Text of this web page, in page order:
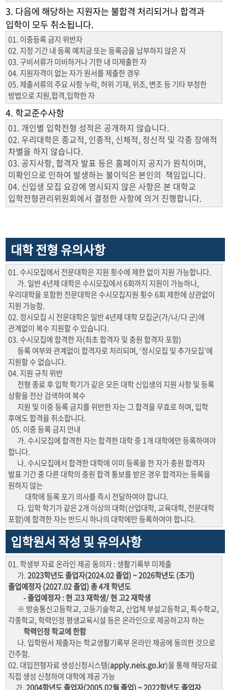
3. 다음에 해당하는 지원자는 불합격 처리되거나 합격과
입학이 모두 취소됩니다.
01. 이중등록 금지 위반자
02. 지정 기간 내 등록 예치금 또는 등록금을 납부하지 않은 자
03. 구비서류가 미비하거나 기한 내 미제출한 자
04. 지원자격이 없는 자가 원서를 제출한 경우
05. 제출서류의 주요 사항 누락, 허위 기재, 위조, 변조 등 기타 부정한
방법으로 지원,합격,입학한 자
4. 학교준수사항
01. 개인별 입학전형 성적은 공개하지 않습니다.
02. 우리대학은 종교적, 인종적, 신체적, 정신적 및 각종 장애적
차별을 하지 않습니다.
03. 공지사항, 합격자 발표 등은 홈페이지 공지가 원칙이며,
미확인으로 인하여 발생하는 불이익은 본인의 책임입니다.
04. 신입생 모집 요강에 명시되지 않은 사항은 본 대학교
입학전형관리위원회에서 결정한 사항에 의거 진행합니다.
대학 전형 유의사항
01. 수시모집에서 전문대학은 지원 횟수에 제한 없이 지원 가능합니다.
가. 일반 4년제 대학은 수시모집에서 6회까지 지원이 가능하나,
우리대학을 포함한 전문대학은 수시모집지원 횟수 6회 제한에 상관없이
지원 가능함.
02. 정시모집 시 전문대학은 일반 4년제 대학 모집군(가/나/다 군)에
관계없이 복수 지원할 수 있습니다.
03. 수시모집에 합격한 자(최초 합격자 및 충원 합격자 포함)
등록 여부와 관계없이 합격자로 처리되며, ‘정시모집 및 추가모집’에
지원할 수 없습니다.
04. 지원 규칙 위반
전형 종료 후 입학 학기가 같은 모든 대학 신입생의 지원 사항 및 등록
상황을 전산 검색하여 복수
지원 및 이중 등록 금지를 위반한 자는 그 합격을 무효로 하며, 입학
후에도 합격을 취소합니다.
05. 이중 등록 금지 안내
가. 수시모집에 합격한 자는 합격한 대학 중 1개 대학에만 등록하여야
합니다.
나. 수시모집에서 합격한 대학에 이미 등록을 한 자가 충원 합격자
발표 기간 중 다른 대학의 충원 합격 통보를 받은 경우 합격자는 등록을
원하지 않는
대학에 등록 포기 의사를 즉시 전달하여야 합니다.
다. 입학 학기가 같은 2개 이상의 대학(산업대학, 교육대학, 전문대학
포함)에 합격한 자는 반드시 하나의 대학에만 등록하여야 합니다.
입학원서 작성 및 유의사항
01. 학생부 자료 온라인 제공 동의자 : 생활기록부 미제출
가.2023학년도 졸업자(2024.02 졸업) ~ 2026학년도 (조기)
졸업예정자 (2027.02 졸업) 총 4개 학년도
- 졸업예정자 : 현 고3 재학생/ 현 고2 재학생
※ 방송통신고등학교, 고등기술학교, 산업체 부설고등학교, 특수학교,
각종학교, 학력인정 평생교육시설 등은 온라인으로 제공하고자 하는
학력인정 학교에 한함
나. 입학원서 제출자는 학교생활기록부 온라인 제공에 동의한 것으로
간주함.
02. 대입전형자료 생성신청시스템(apply.neis.go.kr)을 통해 해당자료
직접 생성 신청하여 대학에 제공 가능
가.2004학년도 졸업자(2005.02월 졸업) ~ 2022학년도 졸업자